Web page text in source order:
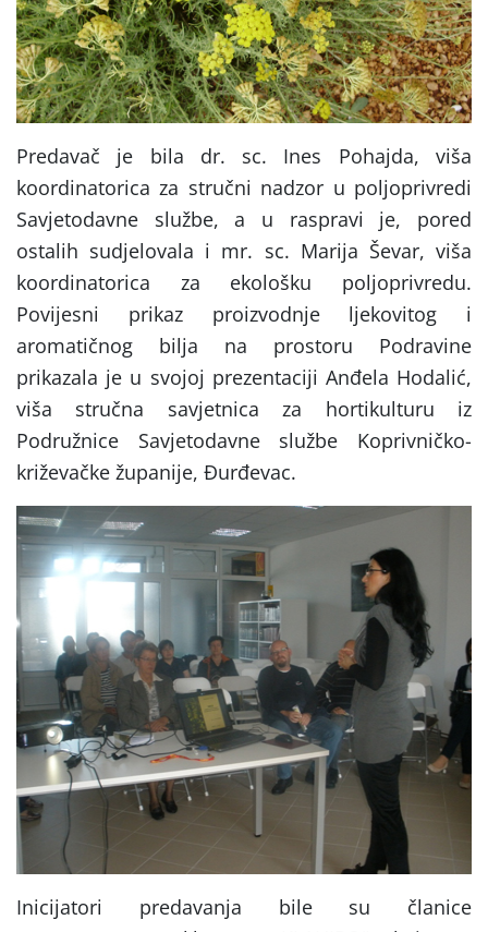
Predavač je bila dr. sc. Ines Pohajda, viša
koordinatorica za stručni nadzor u poljoprivredi
Savjetodavne službe, a u raspravi je, pored
ostalih sudjelovala i mr. sc. Marija Ševar, viša
koordinatorica za ekološku poljoprivredu.
Povijesni prikaz proizvodnje ljekovitog i
aromatičnog bilja na prostoru Podravine
prikazala je u svojoj prezentaciji Anđela Hodalić,
viša stručna savjetnica za hortikulturu iz
Podružnice Savjetodavne službe Koprivničko-
križevačke županije, Đurđevac.
Inicijatori predavanja bile su članice